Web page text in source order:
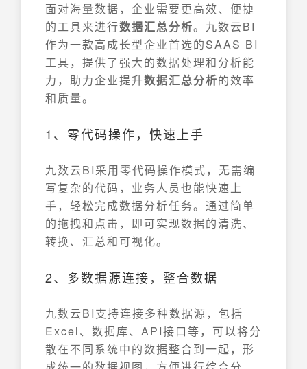
面对海量数据，企业需要更高效、便捷
的工具来进行数据汇总分析。九数云BI
作为一款高成长型企业首选的SAAS BI
工具，提供了强大的数据处理和分析能
力，助力企业提升数据汇总分析的效率
和质量。
1、零代码操作，快速上手
九数云BI采用零代码操作模式，无需编
写复杂的代码，业务人员也能快速上
手，轻松完成数据分析任务。通过简单
的拖拽和点击，即可实现数据的清洗、
转换、汇总和可视化。
2、多数据源连接，整合数据
九数云BI支持连接多种数据源，包括
Excel、数据库、API接口等，可以将分
散在不同系统中的数据整合到一起，形